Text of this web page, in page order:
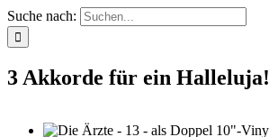
Suche nach:
3 Akkorde für ein Halleluja!